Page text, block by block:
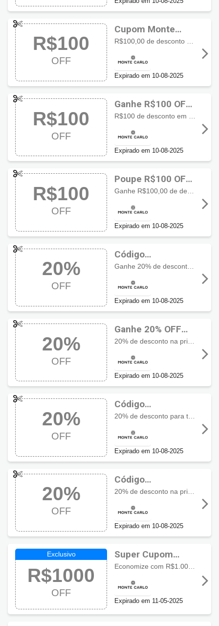
R$100
OFF
Cupom Monte
Carlo
Expirado em 10-08-2025
R$100
OFF
Ganhe R$100 OFF
com cupom Monte
Carlo
Expirado em 10-08-2025
R$100
OFF
Poupe R$100 OFF
usando cupom
Monte Carlo
Ganhe R$100,00 de desconto a cada R$500 em compras
Expirado em 10-08-2025
20%
OFF
Código
promocional
Monte Carlo com
20% OFF
Expirado em 10-08-2025
20%
OFF
Ganhe 20% OFF
com Cupom
Monte Carlo
Expirado em 10-08-2025
20%
OFF
Código
promocional
Monte Carlo com
20% OFF
20% de desconto para todo o site, exceto lançamentos, relógios de terceiros e alianças.
Expirado em 10-08-2025
20%
OFF
Código
promocional
Monte Carlo com
20% OFF
Expirado em 10-08-2025
R$1000
OFF
Super Cupom
Monte Carlo com
R$1000 OFF
Expirado em 11-05-2025